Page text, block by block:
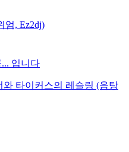
엄, Ez2dj)
입니다
타이커스의 레슬링 (음탕